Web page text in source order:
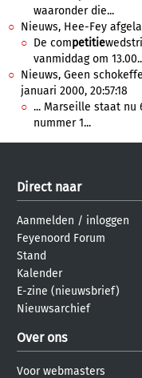
waaronder die...
Nieuws, Hee-Fey
De competitie
vanmiddag om
Nieuws, Geen
januari 2000, 20:57:18
... Marseille staat nu
nummer 1...
Direct naar
Aanmelden / inloggen
Feyenoord Forum
Stand
Kalender
E-zine (nieuwsbrief)
Nieuwsarchief
Over ons
Voor webmasters